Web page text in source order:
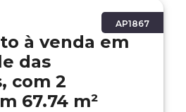
AP1867
à venda em
das
com 2
67.74 m²